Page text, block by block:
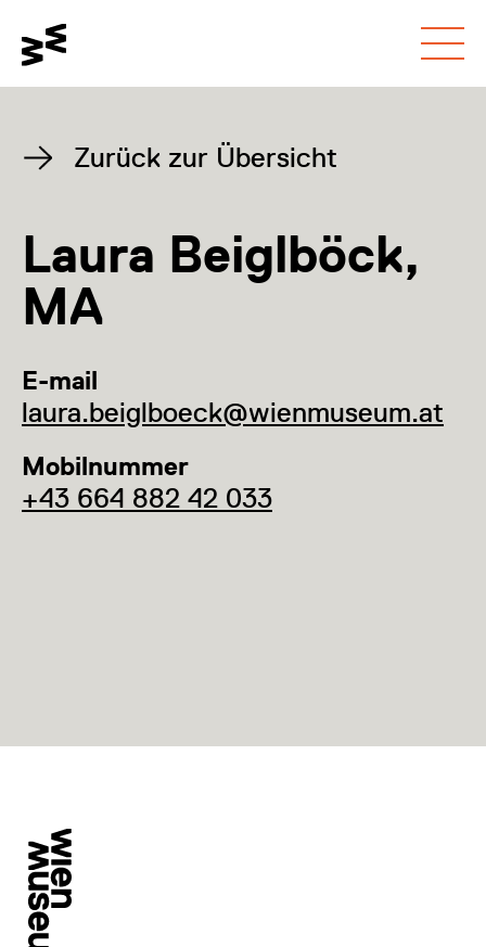
Zurück zur Übersicht
Laura Beiglböck,
MA
E-mail
laura.beiglboeck@wienmuseum.at
Mobilnummer
+43 664 882 42 033